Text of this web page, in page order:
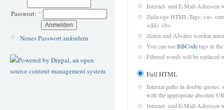
Passwort: *
Neues Passwort anfordern
Internet- und E-Mail-Adressen
Zulässige HTML-Tags: <a>
<dd> <b>
Zeilen und Absätze werden
You can useBBCodetags in
Filtered words will be replaced
Full HTML
Internal paths in double quotes,
with the appropriate absolute
Internet- und E-Mail-Adressen